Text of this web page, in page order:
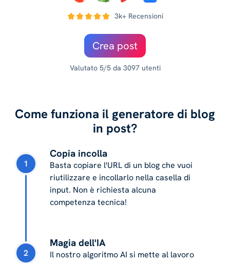
3k+ Recensioni
Crea post
Valutato 5/5 da 3097 utenti
Come funziona il generatore di blog
in post?
1
Copia incolla
Basta copiare l'URL di un blog che vuoi
riutilizzare e incollarlo nella casella di
input. Non è richiesta alcuna
competenza tecnica!
2
Magia dell'IA
Il nostro algoritmo AI si mette al lavoro